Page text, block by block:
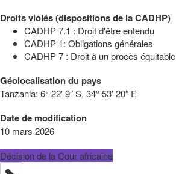
Droits violés (dispositions de la CADHP)
CADHP 7.1 : Droit d'être entendu
CADHP 1: Obligations générales
CADHP 7 : Droit à un procès équitable
Géolocalisation du pays
Tanzania: 6° 22′ 9″ S, 34° 53′ 20″ E
Date de modification
10 mars 2026
Décision de la Cour africaine